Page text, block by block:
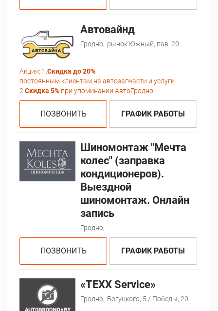
Автовайнд
Гродно, рынок Южный, пав. 20
Акция: 1.Скидка до 20%
постоянным клиентам на автозапчасти и услуги
2.Скидка 5% при упоминании АвтоГродно
ПОЗВОНИТЬ ГРАФИК РАБОТЫ
Шиномонтаж "Мечта
колес" (заправка
кондиционеров).
Выездной
шиномонтаж. Онлайн
запись
Гродно,
ПОЗВОНИТЬ ГРАФИК РАБОТЫ
«TEXX Service»
Гродно, Богуцкого, 5 / Победы, 20